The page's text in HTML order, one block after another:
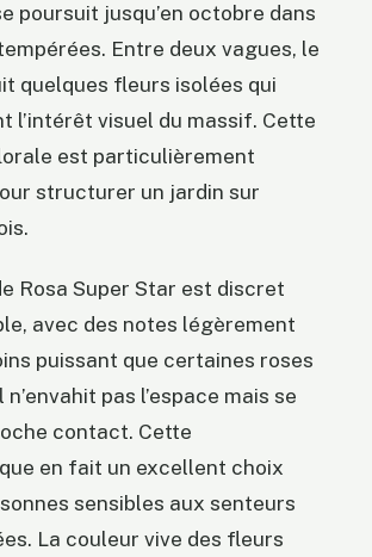
poursuit jusqu’en octobre dans
Entre deux vagues, le
quelques fleurs isolées qui
l’intérêt visuel du massif. Cette
est particulièrement
structurer un jardin sur
Rosa Super Star est discret
avec des notes légèrement
puissant que certaines roses
pas l’espace mais se
contact. Cette
en fait un excellent choix
sensibles aux senteurs
La couleur vive des fleurs